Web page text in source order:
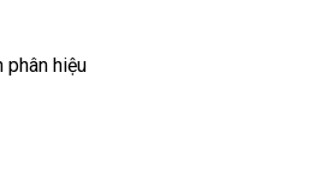
phân hiệu